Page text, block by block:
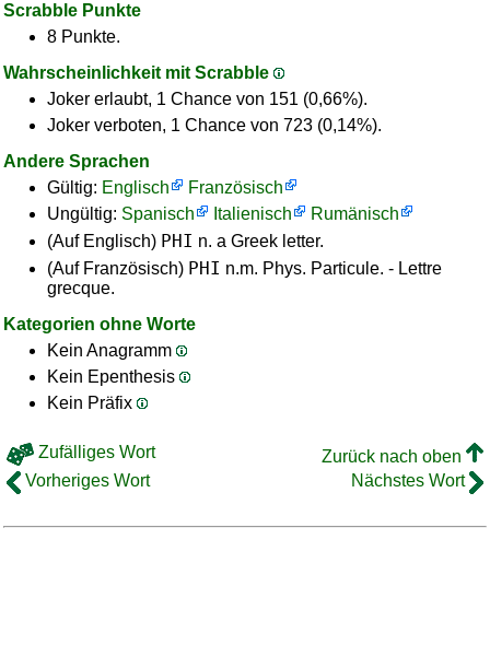
Scrabble Punkte
8 Punkte.
Wahrscheinlichkeit mit Scrabble
Joker erlaubt, 1 Chance von 151 (0,66%).
Joker verboten, 1 Chance von 723 (0,14%).
Andere Sprachen
Gültig: Englisch
Französisch
Ungültig: Spanisch Italienisch
Rumänisch
(Auf Englisch) PHI n. a Greek letter.
(Auf Französisch) PHI n.m. Phys. Particule. - Lettre
grecque.
Kategorien ohne Worte
Kein Anagramm
Kein Epenthesis
Kein Präfix
Zufälliges Wort
Zurück nach oben
Vorheriges Wort
Nächstes Wort